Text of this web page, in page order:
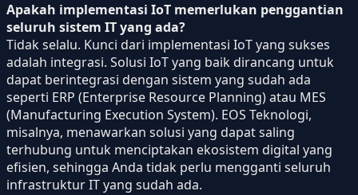
Apakah implementasi IoT memerlukan penggantian
seluruh sistem IT yang ada?
Tidak selalu. Kunci dari implementasi IoT yang sukses
adalah integrasi. Solusi IoT yang baik dirancang untuk
dapat berintegrasi dengan sistem yang sudah ada
seperti ERP (Enterprise Resource Planning) atau MES
(Manufacturing Execution System). EOS Teknologi,
misalnya, menawarkan solusi yang dapat saling
terhubung untuk menciptakan ekosistem digital yang
efisien, sehingga Anda tidak perlu mengganti seluruh
infrastruktur IT yang sudah ada.